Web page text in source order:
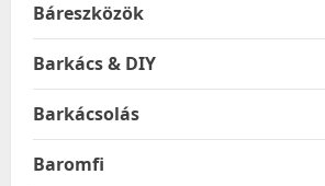
Báreszközök
Barkács & DIY
Barkácsolás
Baromfi